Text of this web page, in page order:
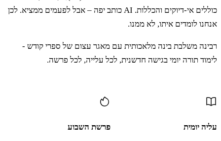
וַיֹּאמֶר מֹשֶׁה אֶל שֹׁפְטֵי יִשְׂרָאֵל הִרְגוּ אִישׁ
אֲנָשָׁיו הַנִּצְמָדִים לְבַעַל פְּעוֹר׃
ו וְהִנֵּה אִישׁ מִבְּנֵי יִשְׂרָאֵל בָּא וַיַּקְרֵב אֶל אֶחָיו
כוללים אי-דיוקים והכללות. AI כותב יפה – אבל לפעמים ממציא. לכן
אנחנו לומדים איתו, לא ממנו.
רבינה משלבת בינה מלאכותית עם מאגר עצום של ספרי קודש -
לימוד תורה יומי בגישה חדשנית, לכל עלייה, לכל פרשה.
עליה יומית פרשת השבוע